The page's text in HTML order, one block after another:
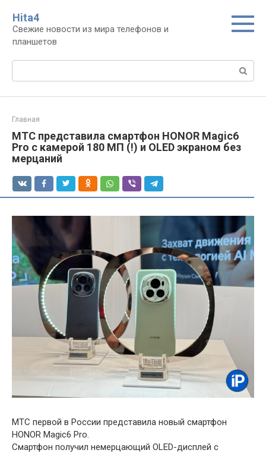
контенту
Нita4
Свежие новости из мира телефонов и
планшетов
Поиск:
Главная
МТС представила смартфон HONOR Magic6
Pro с камерой 180 МП (!) и OLED экраном без
мерцаний
МТС первой в России представила новый смартфон
HONOR Magic6 Pro.
Смартфон получил немерцающий OLED-дисплей с